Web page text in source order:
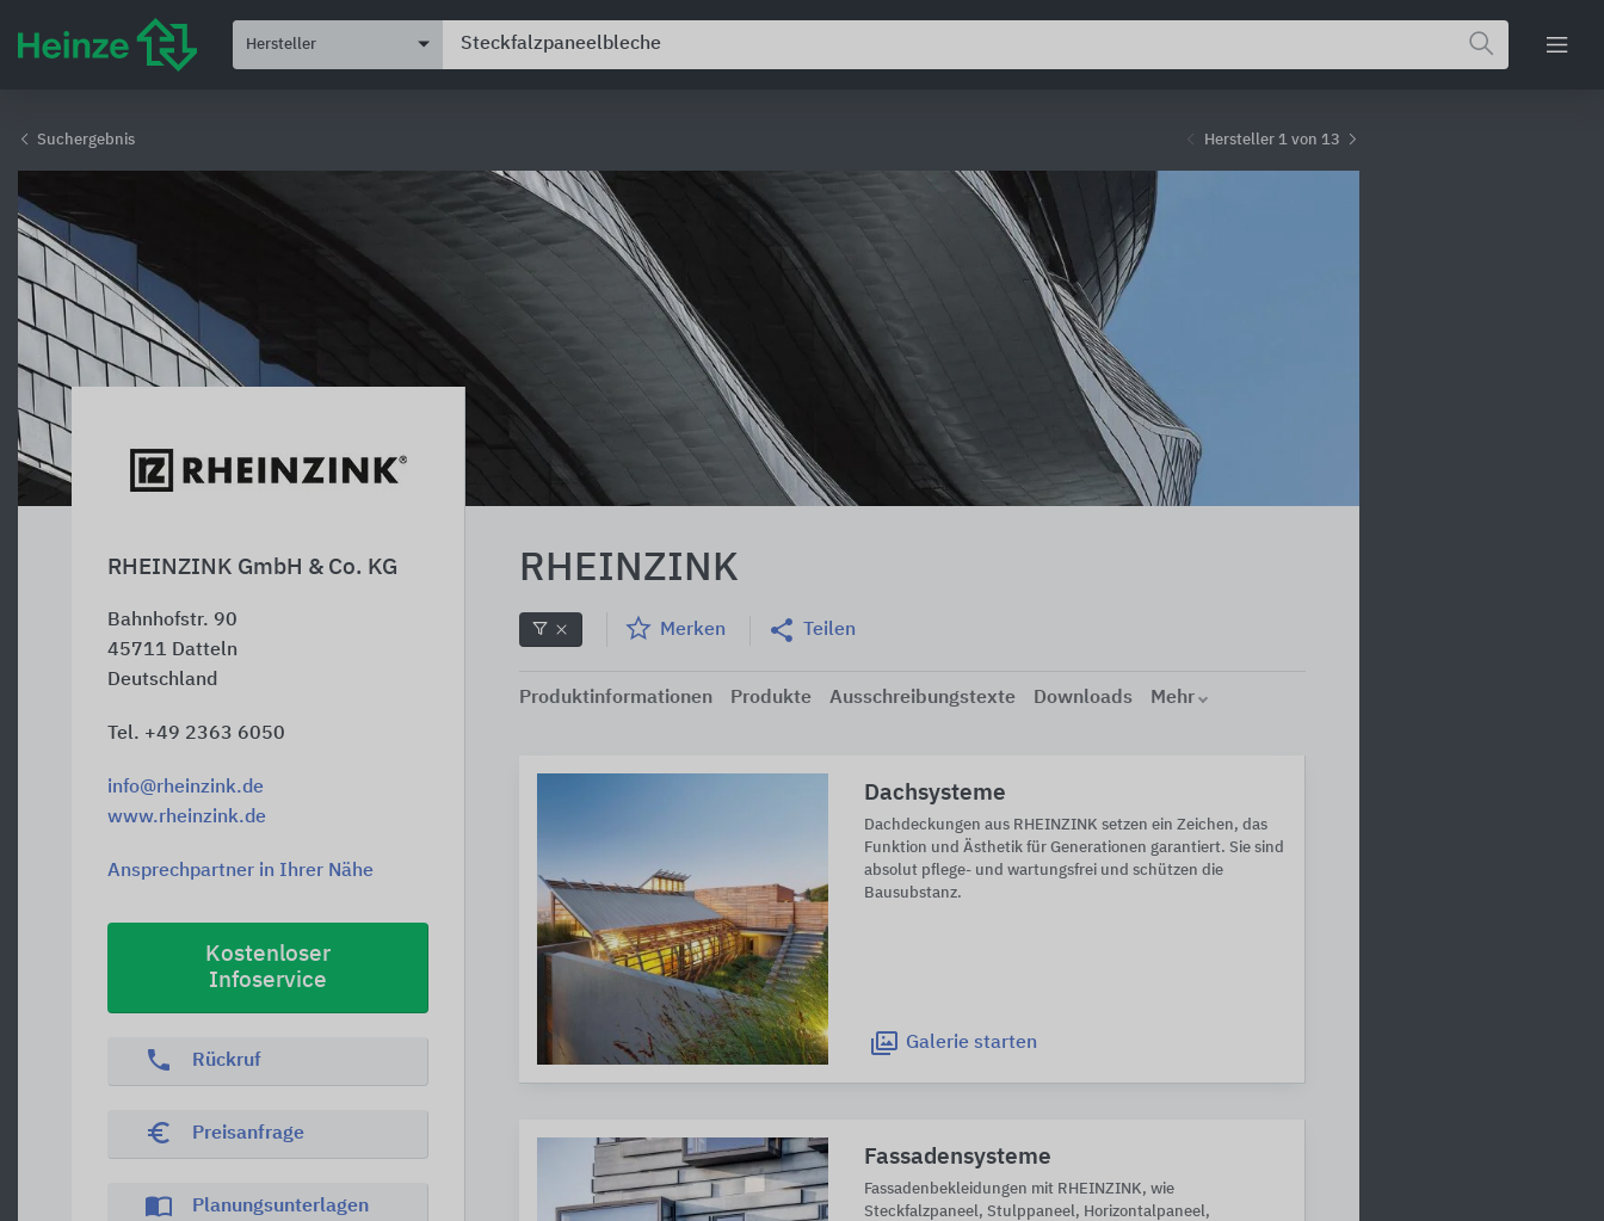
Hersteller
Suchergebnis Hersteller 1 von 13
RHEINZINK GmbH & Co. KG
Bahnhofstr. 90
45711 Datteln
Deutschland
Tel. +49 2363 6050
info@rheinzink.de
www.rheinzink.de
Ansprechpartner in Ihrer Nähe
Kostenloser
Infoservice
phone Rückruf
euro_symbol Preisanfrage
import_contacts Planungsunterlagen
RHEINZINK
Merken Teilen
Produktinformationen Produkte Ausschreibungstexte Downloads Mehr
Dachsysteme
Dachdeckungen aus RHEINZINK setzen ein Zeichen, das
Funktion und Ästhetik für Generationen garantiert. Sie sind
absolut pflege- und wartungsfrei und schützen die
Bausubstanz.
Galerie starten
Fassadensysteme
Fassadenbekleidungen mit RHEINZINK, wie
Steckfalzpaneel, Stulppaneel, Horizontalpaneel,